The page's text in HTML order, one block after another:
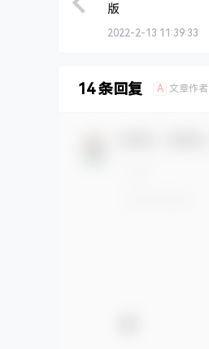
版
2022-2-13 11:39:33
14 条回复 A 文章作者